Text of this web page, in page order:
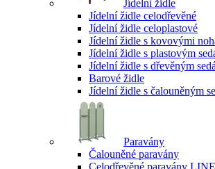
Jídelní židle
Jídelní židle celodřevěné
Jídelní židle celoplastové
Jídelní židle s kovovými
Jídelní židle s plastovým
Jídelní židle s dřevěným
Barové židle
Jídelní židle s čalouněným
Paravány
Čalouněné paravány
Celodřevěné paravány LINE